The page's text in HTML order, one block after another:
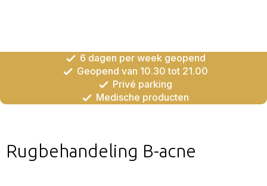
6 dagen per week geopend
Geopend van 10.30 tot 21.00
Privé parking
Medische producten
Rugbehandeling B-acne